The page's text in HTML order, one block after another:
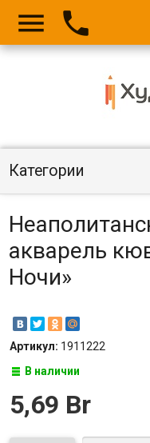
 
Категории
акварель
Ночи»
Артикул: 1911222
В наличии
5,69 Br